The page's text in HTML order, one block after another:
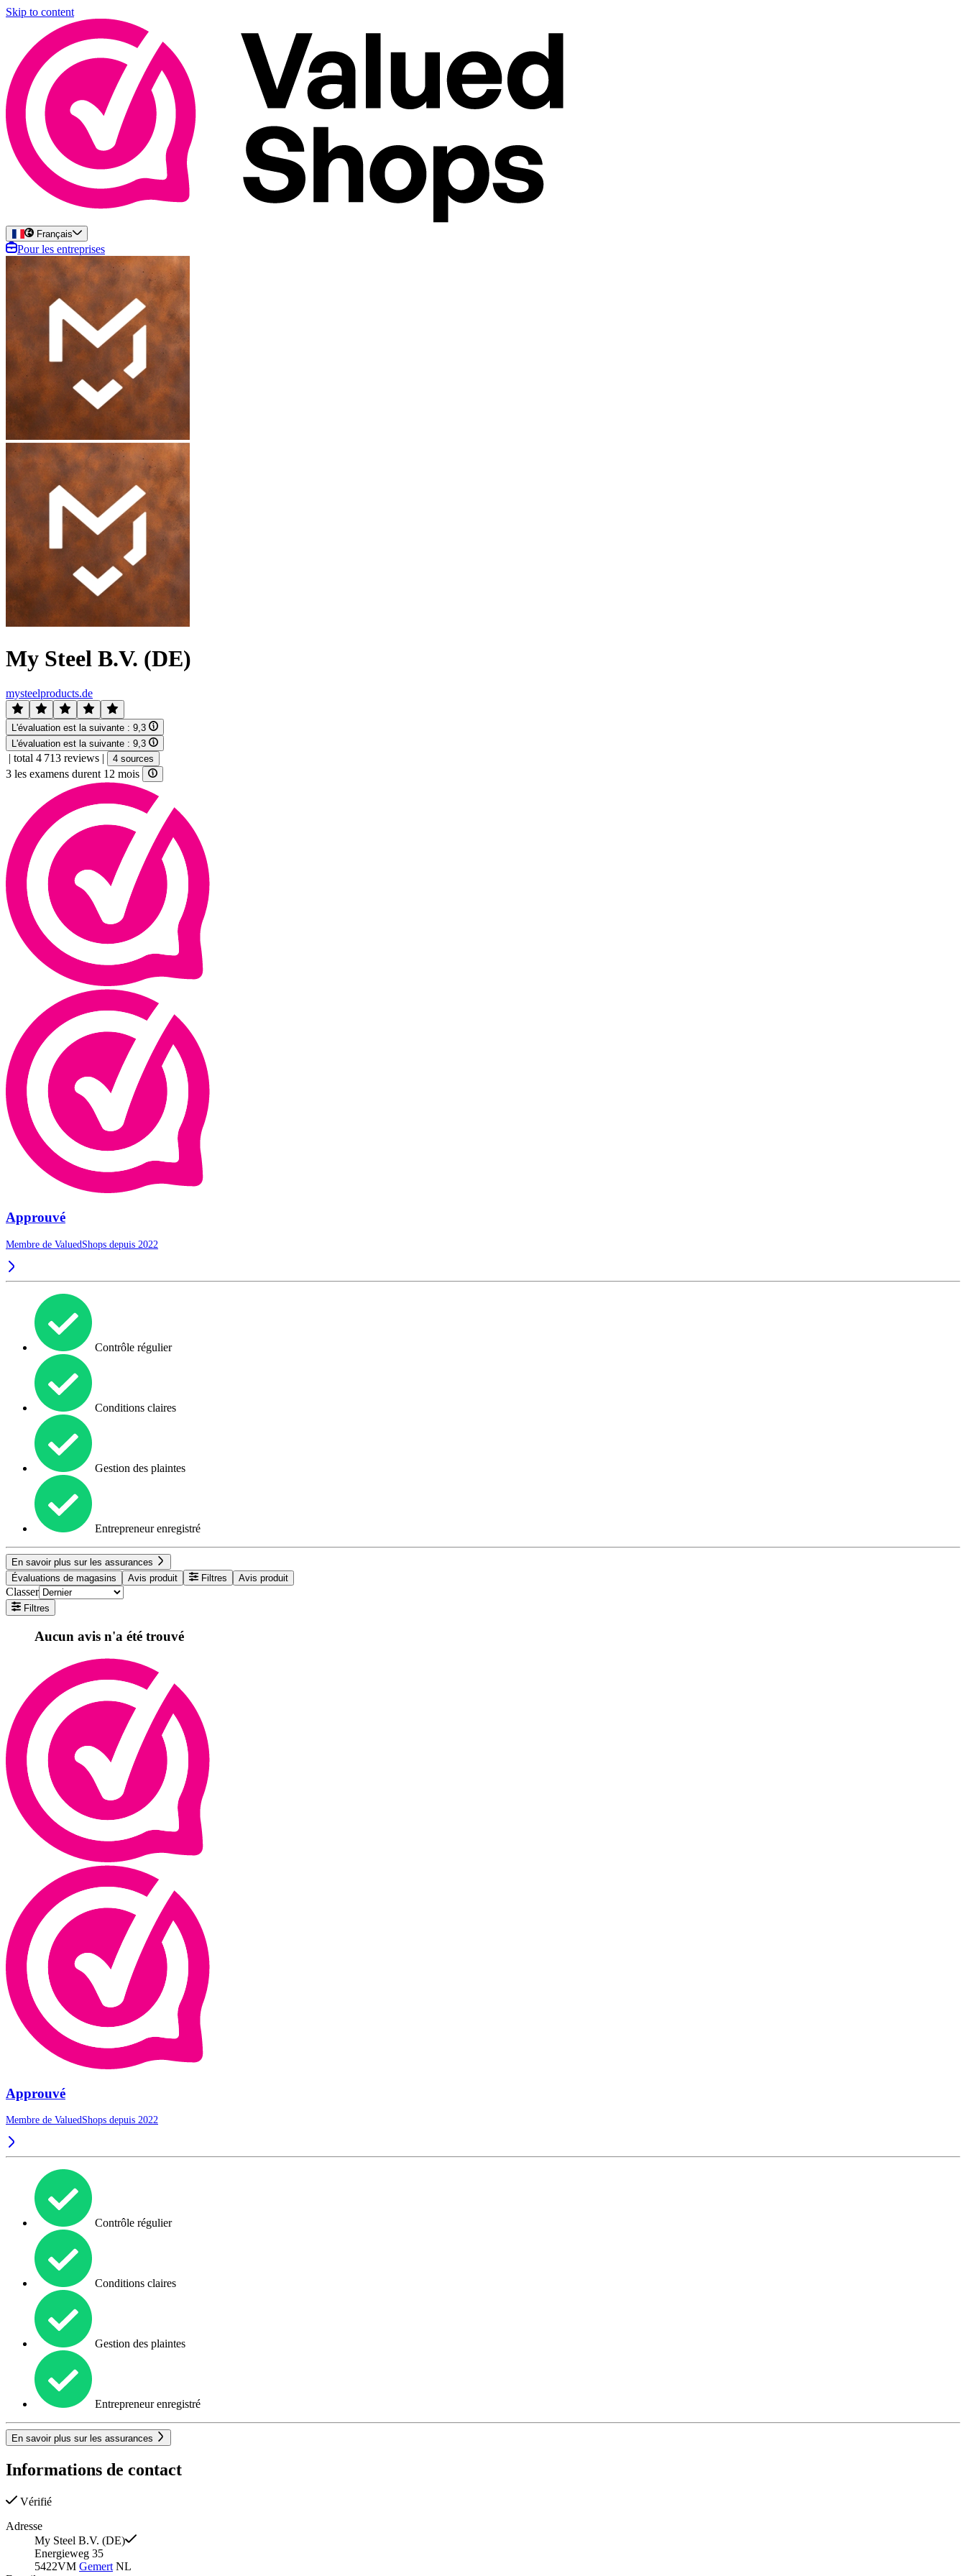
Skip to content
Français
Pour les entreprises
My Steel B.V. (DE)
mysteelproducts.de
L'évaluation est la suivante : 9,3
L'évaluation est la suivante : 9,3
| total 4 713 reviews | 4 sources
3 les examens durent 12 mois
Approuvé
Membre de ValuedShops depuis 2022
Contrôle régulier
Conditions claires
Gestion des plaintes
Entrepreneur enregistré
En savoir plus sur les assurances
Évaluations de magasins
Avis produit Filtres Avis produit
Classer
Filtres
Aucun avis n'a été trouvé
Approuvé
Membre de ValuedShops depuis 2022
Contrôle régulier
Conditions claires
Gestion des plaintes
Entrepreneur enregistré
En savoir plus sur les assurances
Informations de contact
Vérifié
Adresse
My Steel B.V. (DE)
Energieweg 35
5422VM Gemert NL